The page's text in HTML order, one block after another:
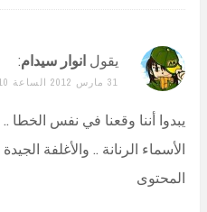
يقول انوار سيدام:
31 مارس 2012 الساعة 3:10 م
يبدوا أننا وقعنا في نفس
الأسماء الرنانة .. والأغلفة
المحتوى